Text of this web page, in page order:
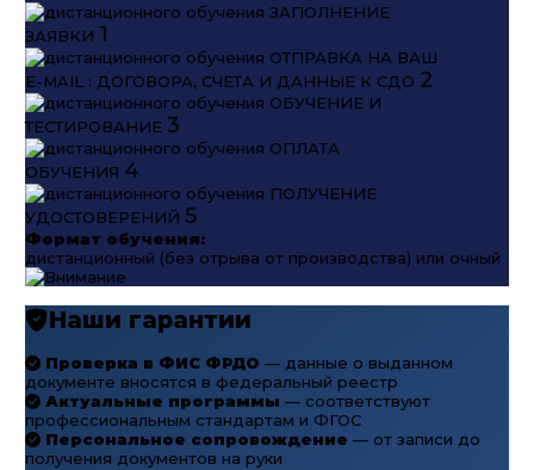
ЗАПОЛНЕНИЕ
ЗАЯВКИ 1
ОТПРАВКА НА ВАШ
E-MAIL : ДОГОВОРА, СЧЕТА И ДАННЫЕ К СДО 2
ОБУЧЕНИЕ И
ТЕСТИРОВАНИЕ 3
ОПЛАТА
ОБУЧЕНИЯ 4
ПОЛУЧЕНИЕ
УДОСТОВЕРЕНИЙ 5
Формат обучения:
дистанционный (без отрыва от производства) или очный
Наши гарантии
Проверка в ФИС ФРДО — данные о выданном
документе вносятся в федеральный реестр
Актуальные программы — соответствуют
профессиональным стандартам и ФГОС
Персональное сопровождение — от записи до
получения документов на руки